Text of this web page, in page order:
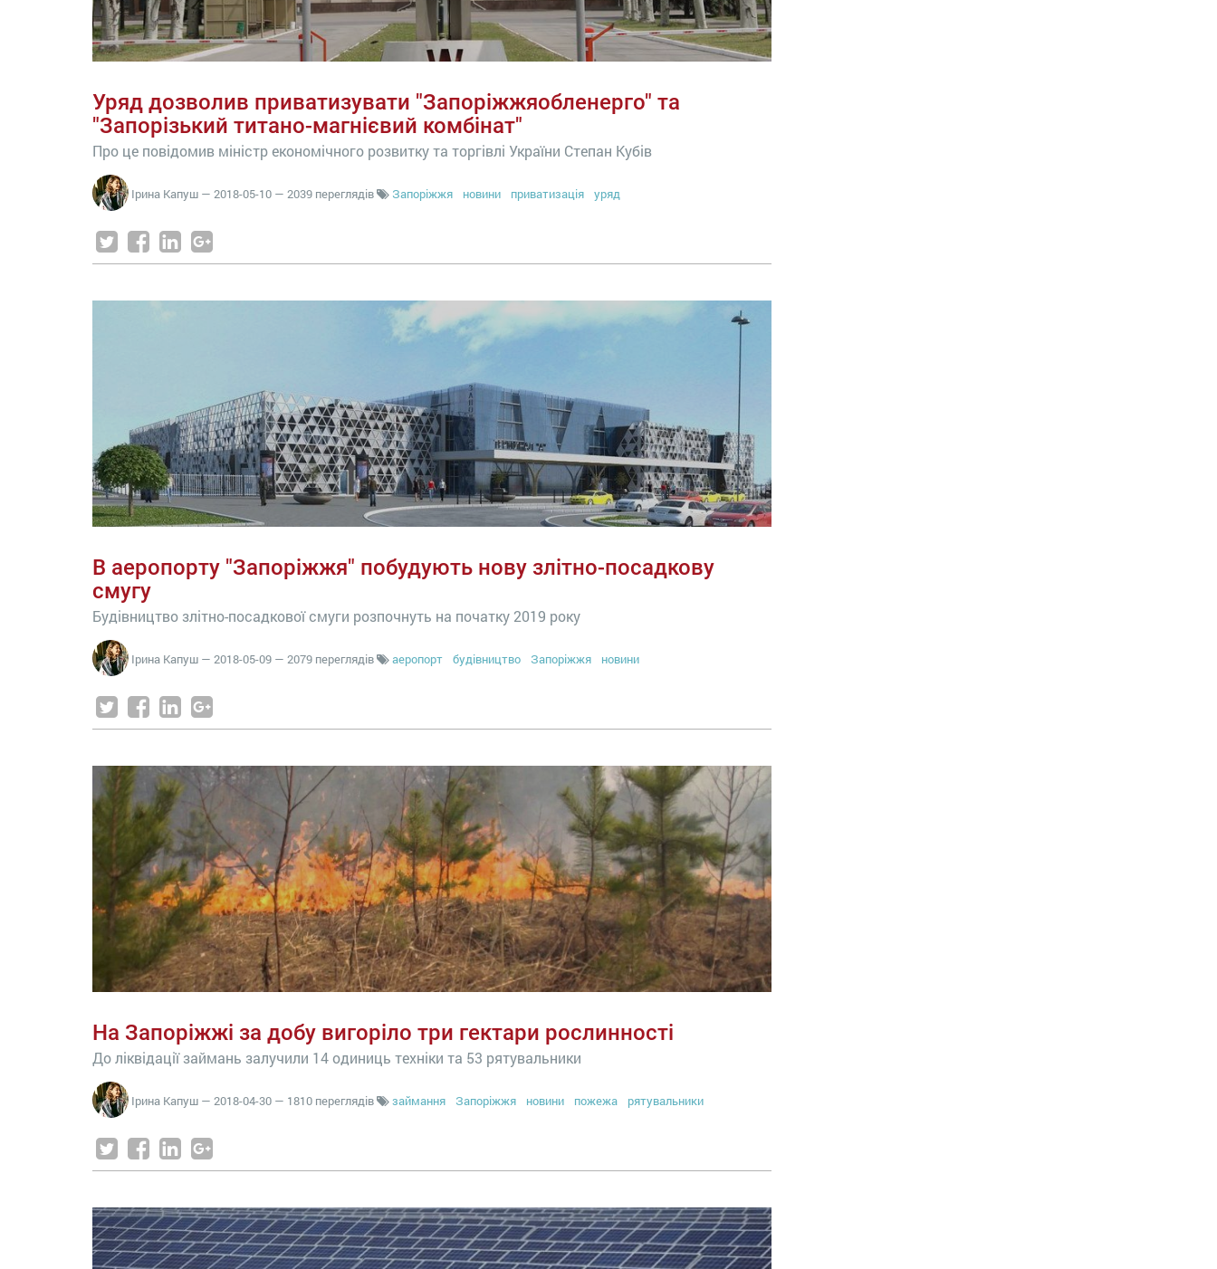
Уряд дозволив приватизувати "Запоріжжяобленерго" та
"Запорізький титано-магнієвий комбінат"
Про це повідомив міністр економічного розвитку та торгівлі України Степан Кубів
Ірина Капуш — 2018-05-10 — 2039 переглядів Запоріжжя новини приватизація уряд
В аеропорту "Запоріжжя" побудують нову злітно-посадкову
смугу
Будівництво злітно-посадкової смуги розпочнуть на початку 2019 року
Ірина Капуш — 2018-05-09 — 2079 переглядів аеропорт будівництво Запоріжжя новини
На Запоріжжі за добу вигоріло три гектари рослинності
До ліквідації займань залучили 14 одиниць техніки та 53 рятувальники
Ірина Капуш — 2018-04-30 — 1810 переглядів займання Запоріжжя новини пожежа рятувальники